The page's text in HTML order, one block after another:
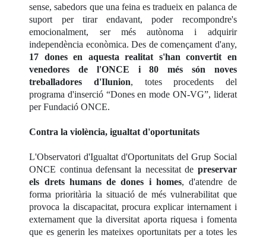
sense, sabedors que una feina es tradueix en palanca de
suport per tirar endavant, poder recompondre's
emocionalment, ser més autònoma i adquirir
independència econòmica. Des de començament d'any,
17 dones en aquesta realitat s'han convertit en
venedores de l'ONCE i 80 més són noves
treballadores d'Ilunion, totes procedents del
programa d'inserció “Dones en mode ON-VG”, liderat
per Fundació ONCE.
Contra la violència, igualtat d'oportunitats
L'Observatori d'Igualtat d'Oportunitats del Grup Social
ONCE continua defensant la necessitat de preservar
els drets humans de dones i homes, d'atendre de
forma prioritària la situació de més vulnerabilitat que
provoca la discapacitat, procura explicar internament i
externament que la diversitat aporta riquesa i fomenta
que es generin les mateixes oportunitats per a totes les